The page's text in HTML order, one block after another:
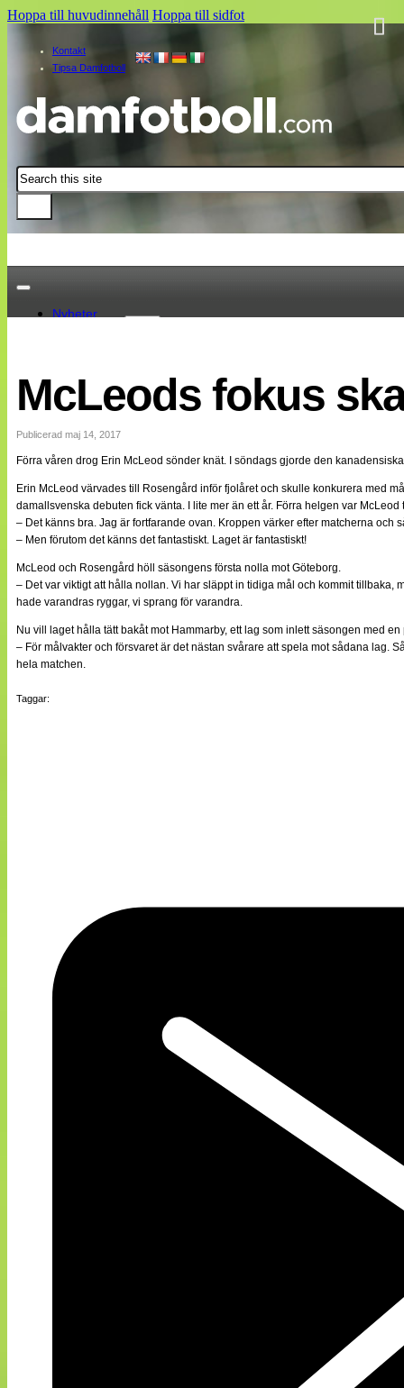
Hoppa till huvudinnehåll Hoppa till sidfot
Kontakt
Tipsa Damfotboll
Sök
Nyheter
EM 2013
Internationellt
Bildreportage
Bloggar
Lagen
Webb-TV
Medlemsbilder
Till klubbkassan
NÄTverket
Split vision
Om oss
Annonsera
Statistik
McLeods fokus
Publicerad maj 14, 2017
Förra våren drog Erin McLeod sönder knät. I söndags gjorde den
Erin McLeod värvades till Rosengård inför fjolåret och skulle konkurera med
damallsvenska debuten fick vänta. I lite mer än ett år. Förra helgen var
– Det känns bra. Jag är fortfarande ovan. Kroppen värker efter matcherna
– Men förutom det känns det fantastiskt. Laget är fantastiskt!
McLeod och Rosengård höll säsongens första nolla mot Göteborg.
– Det var viktigt att hålla nollan. Vi har släppt in tidiga mål och kommit tillbaka,
hade varandras ryggar, vi sprang för varandra.
Nu vill laget hålla tätt bakåt mot Hammarby, ett lag som inlett säsongen med
– För målvakter och försvaret är det nästan svårare att spela mot sådana lag.
hela matchen.
Taggar: